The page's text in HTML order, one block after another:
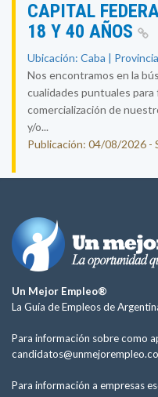
CAPITAL
18 Y 40 AÑOS
Ubicación: Caba |
Nos encontramos en la
cualidades puntuales para
comercialización de
y/o...
Publicación: 04/08/2026 -
Un Mejor Empleo®
La Guía de Empleos de
Para información sobre como
Para información a empresas